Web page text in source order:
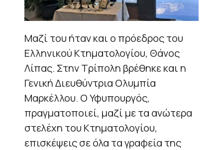
Μαζί του ήταν και ο πρόεδρος του
Ελληνικού Κτηματολογίου, Θάνος
Λίπας. Στην Τρίπολη βρέθηκε και η
Γενική Διευθύντρια Ολυμπία
Μαρκέλλου. Ο Υφυπουργός,
πραγματοποιεί, μαζί με τα ανώτερα
στελέχη του Κτηματολογίου,
επισκέψεις σε όλα τα γραφεία της